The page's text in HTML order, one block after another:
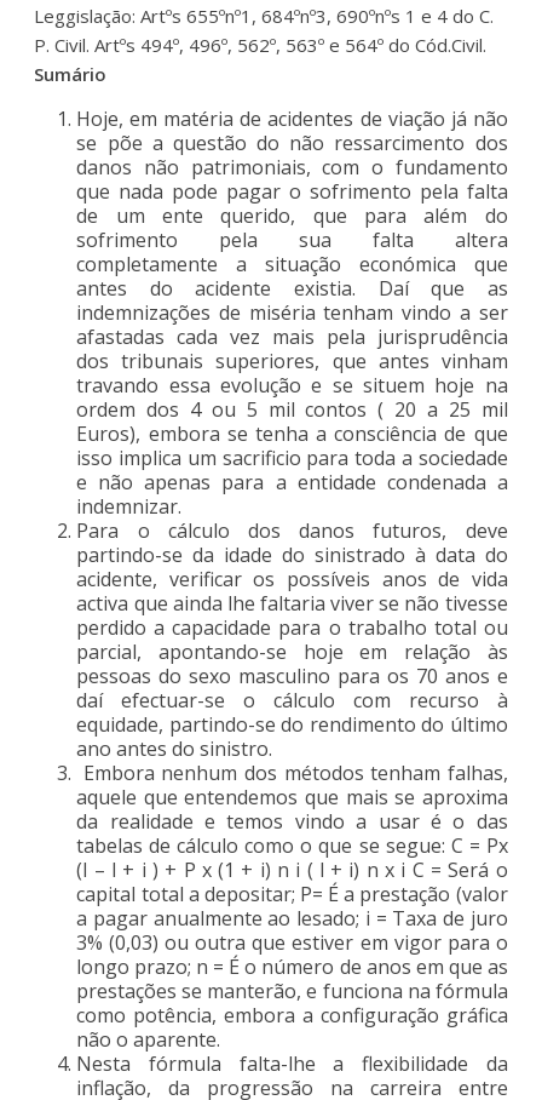
Leggislação: Artºs 655ºnº1, 684ºnº3, 690ºnºs 1 e 4 do C.
P. Civil. Artºs 494º, 496º, 562º, 563º e 564º do Cód.Civil.
Sumário
Hoje, em matéria de acidentes de viação já não
se põe a questão do não ressarcimento dos
danos não patrimoniais, com o fundamento
que nada pode pagar o sofrimento pela falta
de um ente querido, que para além do
sofrimento pela sua falta altera
completamente a situação económica que
antes do acidente existia. Daí que as
indemnizações de miséria tenham vindo a ser
afastadas cada vez mais pela jurisprudência
dos tribunais superiores, que antes vinham
travando essa evolução e se situem hoje na
ordem dos 4 ou 5 mil contos ( 20 a 25 mil
Euros), embora se tenha a consciência de que
isso implica um sacrificio para toda a sociedade
e não apenas para a entidade condenada a
indemnizar.
Para o cálculo dos danos futuros, deve
partindo-se da idade do sinistrado à data do
acidente, verificar os possíveis anos de vida
activa que ainda lhe faltaria viver se não tivesse
perdido a capacidade para o trabalho total ou
parcial, apontando-se hoje em relação às
pessoas do sexo masculino para os 70 anos e
daí efectuar-se o cálculo com recurso à
equidade, partindo-se do rendimento do último
ano antes do sinistro.
Embora nenhum dos métodos tenham falhas,
aquele que entendemos que mais se aproxima
da realidade e temos vindo a usar é o das
tabelas de cálculo como o que se segue: C = Px
(l – l + i ) + P x (1 + i) n i ( l + i) n x i C = Será o
capital total a depositar; P= É a prestação (valor
a pagar anualmente ao lesado; i = Taxa de juro
3% (0,03) ou outra que estiver em vigor para o
longo prazo; n = É o número de anos em que as
prestações se manterão, e funciona na fórmula
como potência, embora a configuração gráfica
não o aparente.
Nesta fórmula falta-lhe a flexibilidade da
inflação, da progressão na carreira entre